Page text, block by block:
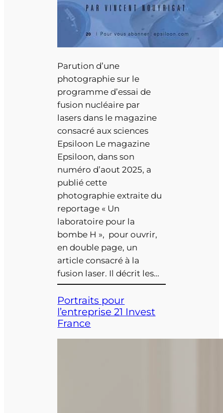
Parution d’une
photographie sur le
programme d’essai de
fusion nucléaire par
lasers dans le magazine
consacré aux sciences
Epsiloon Le magazine
Epsiloon, dans son
numéro d’aout 2025, a
publié cette
photographie extraite du
reportage « Un
laboratoire pour la
bombe H », pour ouvrir,
en double page, un
article consacré à la
fusion laser. Il décrit les…
Portraits pour
l’entreprise 21 Invest
France